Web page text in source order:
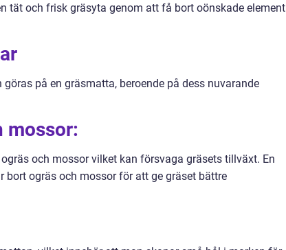
tät och frisk gräsyta genom att få bort oönskade element
på en gräsmatta, beroende på dess nuvarande
mossor:
och mossor vilket kan försvaga gräsets tillväxt. En
ogräs och mossor för att ge gräset bättre